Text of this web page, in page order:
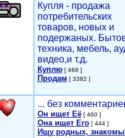
Купля - продажа
потребительских
товаров, новых и
подержаных.
техника, мебель,
видео,и т.д.
Куплю[ 468 ]
Продам [ 3382 ]
... без
Он ищет Её[ 460 ]
Она ищет Его[ 444 ]
Ищу родных,